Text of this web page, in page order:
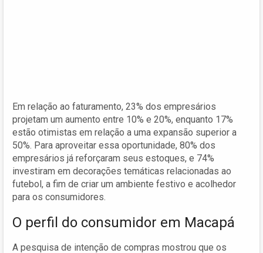
Em relação ao faturamento, 23% dos empresários
projetam um aumento entre 10% e 20%, enquanto 17%
estão otimistas em relação a uma expansão superior a
50%. Para aproveitar essa oportunidade, 80% dos
empresários já reforçaram seus estoques, e 74%
investiram em decorações temáticas relacionadas ao
futebol, a fim de criar um ambiente festivo e acolhedor
para os consumidores.
O perfil do consumidor em Macapá
A pesquisa de intenção de compras mostrou que os